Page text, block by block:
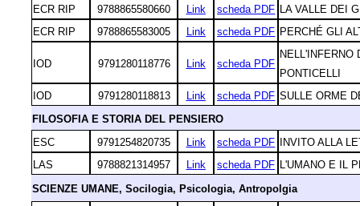
ECR RIP
9788865580660 Link scheda PDF LA VALLE DEI
ECR RIP
9788865583005 Link scheda PDF PERCHÉ GLI
IOD 9791280118776 Link scheda PDF
NELL'INFERNO
PONTICELLI
IOD
9791280118813 Link scheda PDF SULLE ORME
FILOSOFIA E STORIA DEL PENSIERO
ESC
9791254820735 Link scheda PDF INVITO ALLA
LAS
9788821314957 Link scheda PDF L'UMANO E IL
SCIENZE UMANE, Socilogia, Psicologia, Antropolgia